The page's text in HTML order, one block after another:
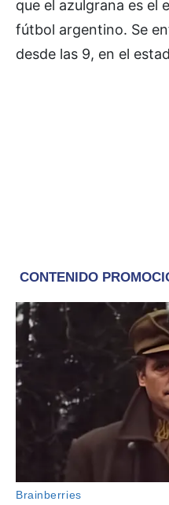
que el azulgrana es el
fútbol argentino. Se
desde las 9, en el